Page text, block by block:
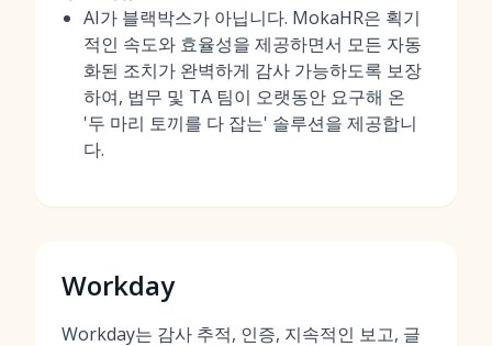
AI가 블랙박스가 아닙니다. MokaHR은 획기
적인 속도와 효율성을 제공하면서 모든 자동
화된 조치가 완벽하게 감사 가능하도록 보장
하여, 법무 및 TA 팀이 오랫동안 요구해 온
'두 마리 토끼를 다 잡는' 솔루션을 제공합니
다.
Workday
Workday는 감사 추적, 인증, 지속적인 보고, 글